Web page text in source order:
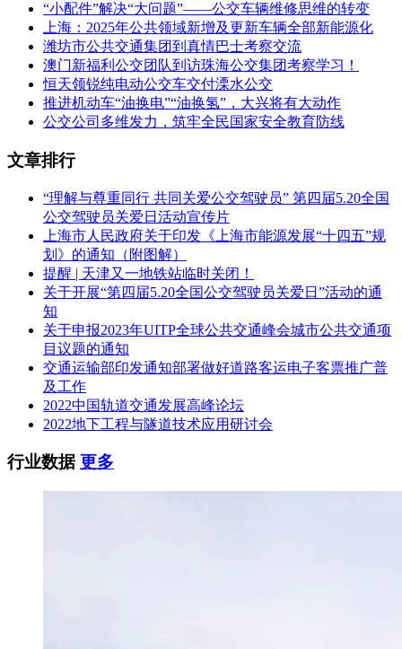
“小配件”解决“大问题”——公交车辆维修思维的转变
上海：2025年公共领域新增及更新车辆全部新能源化
潍坊市公共交通集团到真情巴士考察交流
澳门新福利公交团队到访珠海公交集团考察学习！
恒天领锐纯电动公交车交付溧水公交
推进机动车“油换电”“油换氢”，大兴将有大动作
公交公司多维发力，筑牢全民国家安全教育防线
文章排行
“理解与尊重同行 共同关爱公交驾驶员” 第四届5.20全国
公交驾驶员关爱日活动宣传片
上海市人民政府关于印发《上海市能源发展“十四五”规
划》的通知（附图解）
提醒 | 天津又一地铁站临时关闭！
关于开展“第四届5.20全国公交驾驶员关爱日”活动的通
知
关于申报2023年UITP全球公共交通峰会城市公共交通项
目议题的通知
交通运输部印发通知部署做好道路客运电子客票推广普
及工作
2022中国轨道交通发展高峰论坛
2022地下工程与隧道技术应用研讨会
行业数据更多